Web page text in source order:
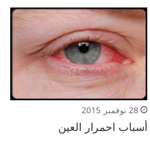
28 نوفمبر 2015
أسباب احمرار العين